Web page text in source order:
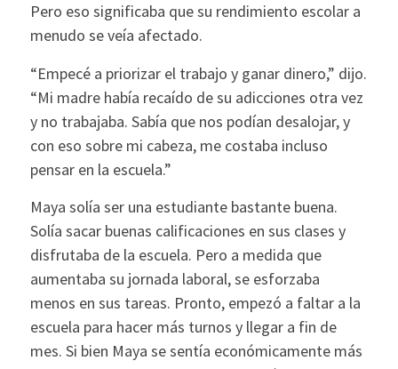
Pero eso significaba que su rendimiento escolar a
menudo se veía afectado.
“Empecé a priorizar el trabajo y ganar dinero,” dijo.
“Mi madre había recaído de su adicciones otra vez
y no trabajaba. Sabía que nos podían desalojar, y
con eso sobre mi cabeza, me costaba incluso
pensar en la escuela.”
Maya solía ser una estudiante bastante buena.
Solía sacar buenas calificaciones en sus clases y
disfrutaba de la escuela. Pero a medida que
aumentaba su jornada laboral, se esforzaba
menos en sus tareas. Pronto, empezó a faltar a la
escuela para hacer más turnos y llegar a fin de
mes. Si bien Maya se sentía económicamente más